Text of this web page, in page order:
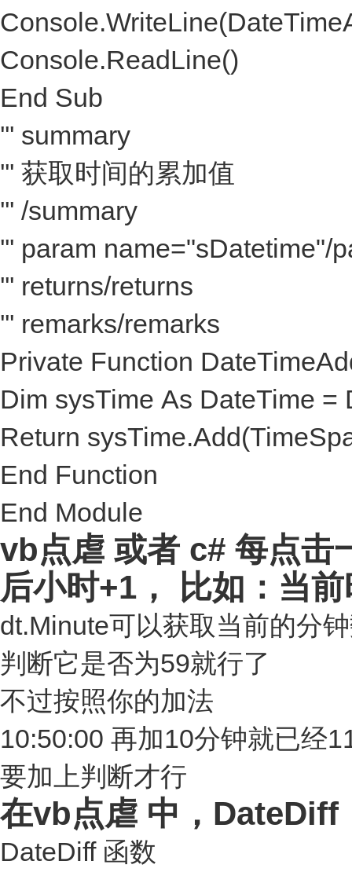
Console.ReadLine()
End Sub
''' summary
''' 获取时间的累加值
''' /summary
''' param name="sDatetime"/
''' returns/returns
''' remarks/remarks
Private Function
Dim sysTime As DateTime =
Return
End Function
End Module
vb点虐 或者 c# 每点击
后小时+1， 比如：当
dt.Minute可以获取当前的分
判断它是否为59就行了
不过按照你的加法
10:50:00 再加10分钟就已经
要加上判断才行
在vb点虐 中，DateDiff
DateDiff 函数